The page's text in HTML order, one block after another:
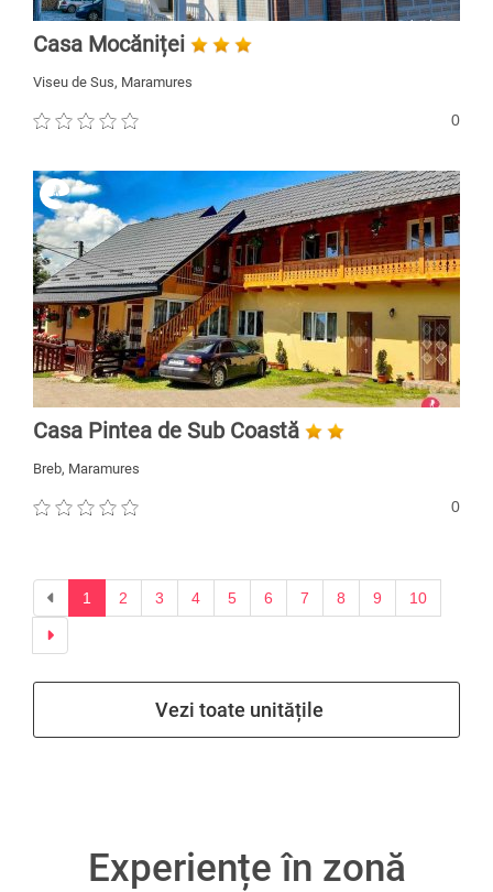
Casa Mocăniței
Viseu de Sus, Maramures
0
Casa Pintea de Sub Coastă
Breb, Maramures
0
Previous
1 2 3 4 5 6 7 8 9 10
Next
Vezi toate unitățile
Experiențe în zonă